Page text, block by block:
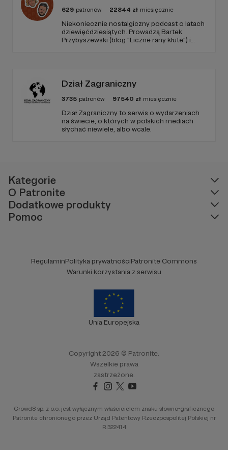
629 patronów 22844 zł miesięcznie
Niekoniecznie nostalgiczny podcast o latach
dziewięćdziesiątych. Prowadzą Bartek
Przybyszewski (blog "Liczne rany kłute") i
Tadeusz Drozda.
Dział Zagraniczny
3735 patronów 97540 zł miesięcznie
Dział Zagraniczny to serwis o wydarzeniach
na świecie, o których w polskich mediach
słychać niewiele, albo wcale.
Kategorie
O Patronite
Dodatkowe produkty
Pomoc
RegulaminPolityka prywatnościPatronite Commons
Warunki korzystania z serwisu
Unia Europejska
Copyright 2026 © Patronite.
Wszelkie prawa
zastrzeżone.
Crowd8 sp. z o.o. jest wyłącznym właścicielem znaku słowno-graficznego
Patronite chronionego przez Urząd Patentowy Rzeczpospolitej Polskiej nr
R.322414